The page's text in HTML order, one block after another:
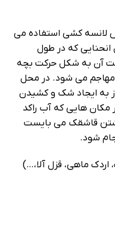
لانسه کشی استفاده می
که در طول
آن به شکل حرکت بچه
می شود. در محل
به ایجاد شک و کشیدن
هایی که آب راکد
قاشقک می بایست
شود.
ماهی، قزل آلا،…)